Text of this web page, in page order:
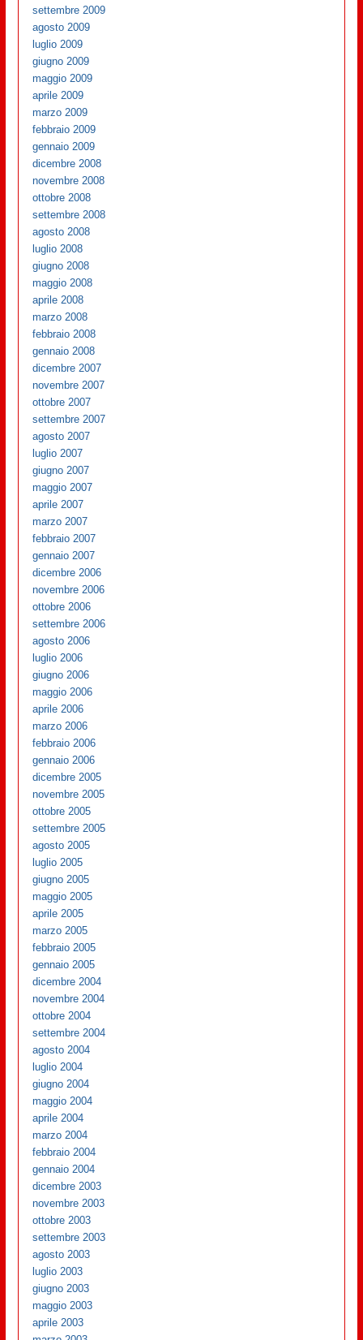
settembre 2009
agosto 2009
luglio 2009
giugno 2009
maggio 2009
aprile 2009
marzo 2009
febbraio 2009
gennaio 2009
dicembre 2008
novembre 2008
ottobre 2008
settembre 2008
agosto 2008
luglio 2008
giugno 2008
maggio 2008
aprile 2008
marzo 2008
febbraio 2008
gennaio 2008
dicembre 2007
novembre 2007
ottobre 2007
settembre 2007
agosto 2007
luglio 2007
giugno 2007
maggio 2007
aprile 2007
marzo 2007
febbraio 2007
gennaio 2007
dicembre 2006
novembre 2006
ottobre 2006
settembre 2006
agosto 2006
luglio 2006
giugno 2006
maggio 2006
aprile 2006
marzo 2006
febbraio 2006
gennaio 2006
dicembre 2005
novembre 2005
ottobre 2005
settembre 2005
agosto 2005
luglio 2005
giugno 2005
maggio 2005
aprile 2005
marzo 2005
febbraio 2005
gennaio 2005
dicembre 2004
novembre 2004
ottobre 2004
settembre 2004
agosto 2004
luglio 2004
giugno 2004
maggio 2004
aprile 2004
marzo 2004
febbraio 2004
gennaio 2004
dicembre 2003
novembre 2003
ottobre 2003
settembre 2003
agosto 2003
luglio 2003
giugno 2003
maggio 2003
aprile 2003